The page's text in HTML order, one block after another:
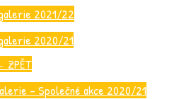
2021/22
2020/21
ZPĚT
– Společné akce 2020/21